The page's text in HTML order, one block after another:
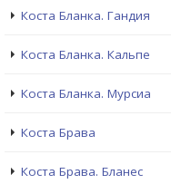
Коста Бланка. Гандия
Коста Бланка. Кальпе
Коста Бланка. Мурсиа
Коста Брава
Коста Брава. Бланес